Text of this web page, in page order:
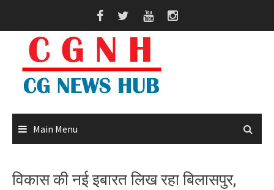
content
Main Menu
विकास की नई इबारत लिख रहा बिलासपुर,